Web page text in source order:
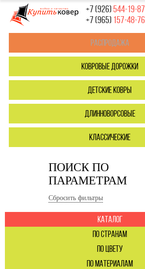
ПОИСК ПО
ПАРАМЕТРАМ
Сбросить фильтры
+7 (926)544-19-87
+7 (965) 157-48-76
Распродажа
ковровые дорожки
детские ковры
длинноворсовые
классические
каталог
по странам
по цвету
по материалам